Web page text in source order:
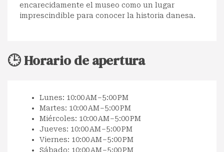
encarecidamente el museo como un lugar
imprescindible para conocer la historia danesa.
🕒 Horario de apertura
Lunes: 10:00 AM – 5:00 PM
Martes: 10:00 AM – 5:00 PM
Miércoles: 10:00 AM – 5:00 PM
Jueves: 10:00 AM – 5:00 PM
Viernes: 10:00 AM – 5:00 PM
Sábado: 10:00 AM – 5:00 PM